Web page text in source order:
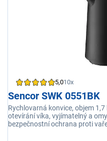
5,010x
Sencor SWK 0551BK
Rychlovarná konvice, objem
otevírání víka, vyjímatelný a
bezpečnostní ochrana proti